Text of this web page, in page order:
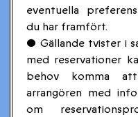
eventuella
du har framfört.
• Gällande tvister i
med reservationer
behov komma
arrangören med
om